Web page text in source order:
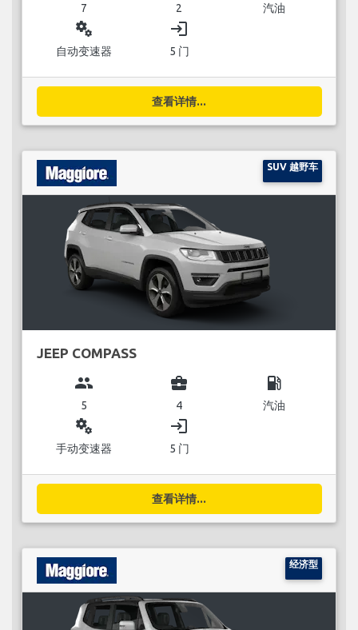
7 2 汽油
miscellaneous_services
自动变速器
login
5 门
查看详情...
SUV 越野车
JEEP COMPASS
group
5
business_center
4
local_gas_station
汽油
miscellaneous_services
手动变速器
login
5 门
查看详情...
经济型